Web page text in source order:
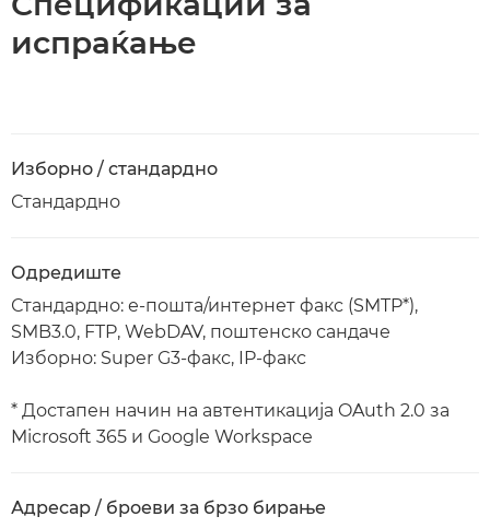
испраќање
Изборно / стандардно
Стандардно
Одредиште
Стандардно: е-пошта/интернет факс (SMTP*),
SMB3.0, FTP, WebDAV, поштенско сандаче
Изборно: Super G3-факс, IP-факс
* Достапен начин на автентикација OAuth 2.0 за
Microsoft 365 и Google Workspace
Адресар / броеви за брзо бирање